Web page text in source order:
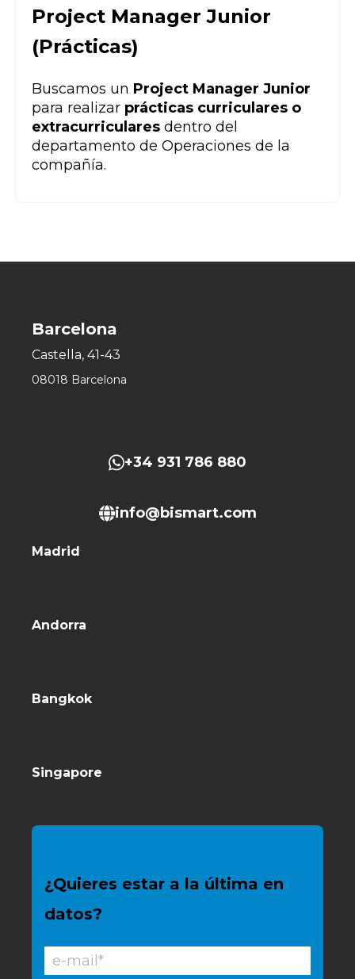
Project Manager Junior
(Prácticas)
Buscamos un Project Manager Junior
para realizar prácticas curriculares o
extracurriculares dentro del
departamento de Operaciones de la
compañía.
Barcelona
Castella, 41-43
08018 Barcelona
+34 931 786 880
info@bismart.com
Madrid
Andorra
Bangkok
Singapore
¿Quieres estar a la última en
datos?